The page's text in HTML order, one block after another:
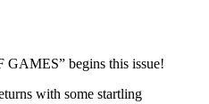
begins this issue!
with some startling